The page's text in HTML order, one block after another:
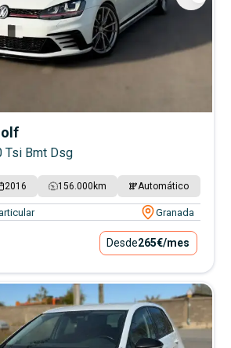
Tsi Bmt Dsg
2016 156.000 km Automático
Granada
Desde265€/mes